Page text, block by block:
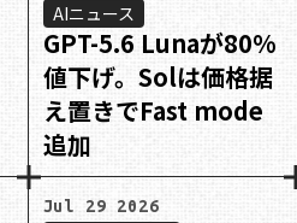
AIニュース
GPT-5.6 Lunaが80%
値下げ。Solは価格据
え置きでFast mode
追加
Jul 29 2026